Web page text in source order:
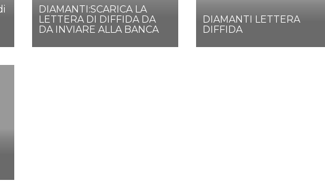
DIAMANTI:SCARICA LA
LETTERA DI DIFFIDA DA
DA INVIARE ALLA BANCA
DIAMANTI LETTERA
DIFFIDA